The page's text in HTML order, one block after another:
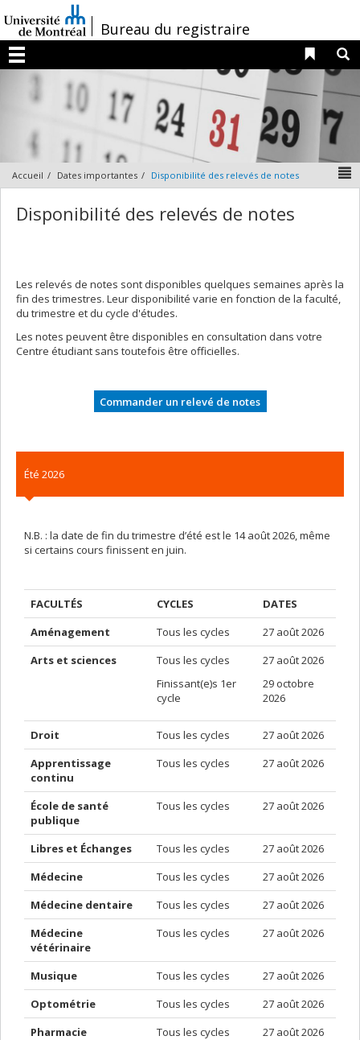
au
contenu
/Bureau du registraire
Menu
Liens
Accueil Dates importantes Disponibilité des relevés de notes
Disponibilité des relevés de notes
Les relevés de notes sont disponibles quelques semaines après la
fin des trimestres. Leur disponibilité varie en fonction de la faculté,
du trimestre et du cycle d'études.
Les notes peuvent être disponibles en consultation dans votre
Centre étudiant sans toutefois être officielles.
Commander un relevé de notes
Été 2026
N.B. : la date de fin du trimestre d’été est le 14 août 2026, même
si certains cours finissent en juin.
FACULTÉS CYCLES
DATES
Aménagement
Tous les cycles
27 août 2026
Arts et sciences
Tous les cycles
Finissant(e)s 1er
cycle
27 août 2026
29 octobre
2026
Droit Tous les cycles
27 août 2026
Apprentissage
continu
Tous les cycles 27 août 2026
École de santé
publique
Tous les cycles 27 août 2026
Libres et Échanges Tous les cycles
27 août 2026
Médecine
Tous les cycles
27 août 2026
Médecine dentaire
Tous les cycles
27 août 2026
Médecine
vétérinaire
Tous les cycles 27 août 2026
Musique Tous les cycles
27 août 2026
Optométrie
Tous les cycles
27 août 2026
Pharmacie
Tous les cycles
27 août 2026